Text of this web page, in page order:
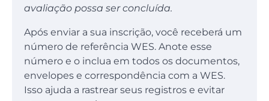
avaliação possa ser concluída.
Após enviar a sua inscrição, você receberá um
número de referência WES. Anote esse
número e o inclua em todos os documentos,
envelopes e correspondência com a WES.
Isso ajuda a rastrear seus registros e evitar